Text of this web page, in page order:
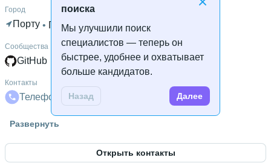
поиска
Мы улучшили поиск
специалистов — теперь он
быстрее, удобнее и охватывает
больше кандидатов.
Назад Далее
Город
Порту • Готова к удалённой работе
Сообщества
GitHub
Контакты
Телефон Телеграм LinkedIn
Гражданство
Развернуть
Открыть контакты